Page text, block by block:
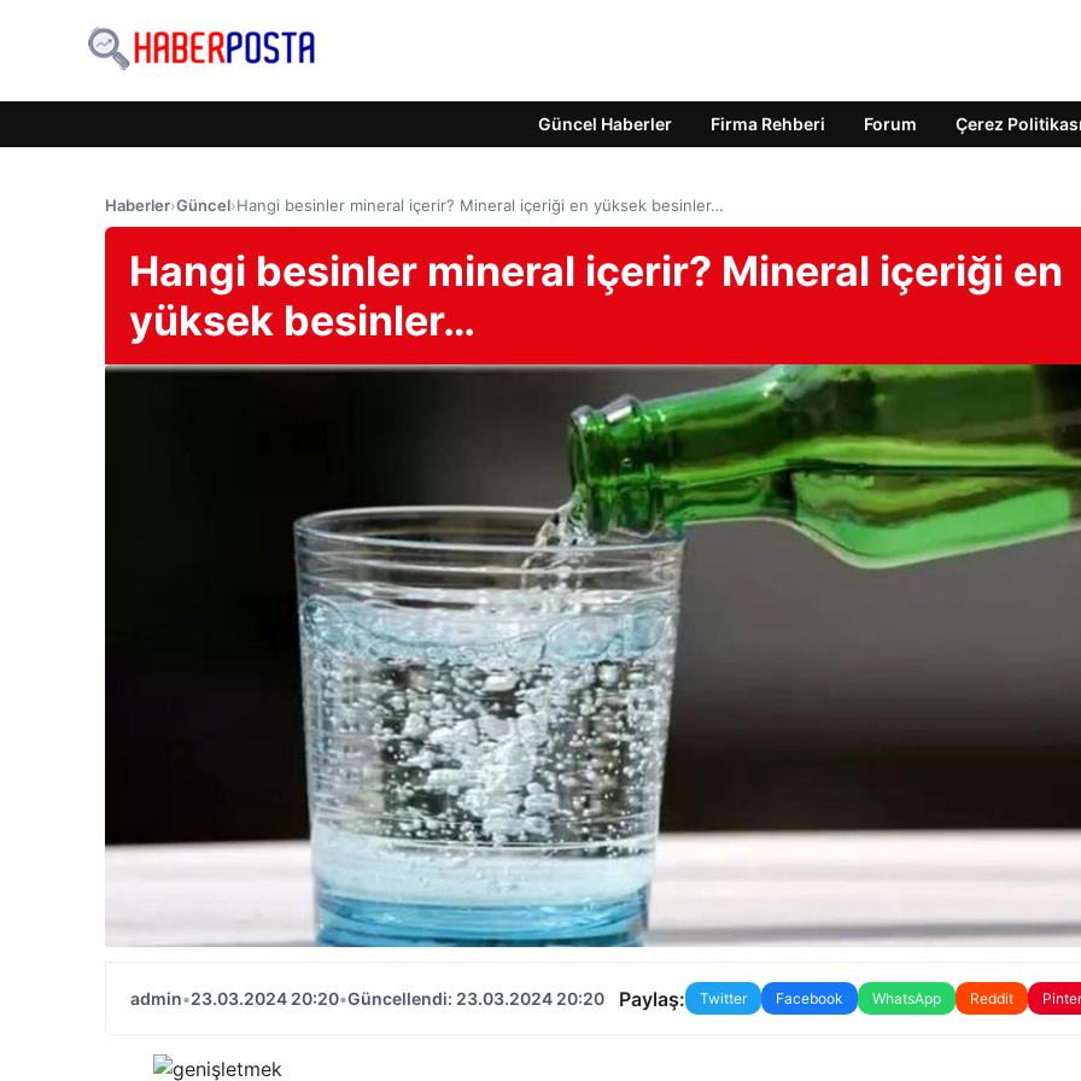
Güncel Haberler Firma Rehberi Forum Çerez Politikası
Haberler›Güncel›Hangi besinler mineral içerir? Mineral içeriği en yüksek besinler…
Hangi besinler mineral içerir? Mineral içeriği en
yüksek besinler…
admin•23.03.2024 20:20•Güncellendi: 23.03.2024 20:20 Paylaş: Twitter Facebook WhatsApp Reddit